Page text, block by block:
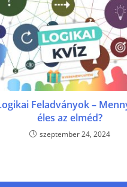
Feladványok –
éles az elméd?
szeptember 24, 2024